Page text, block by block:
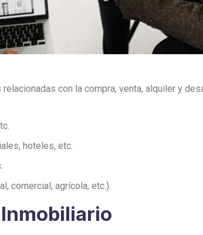
con la compra, venta, alquiler y
hoteles, etc.
comercial, agrícola, etc.).